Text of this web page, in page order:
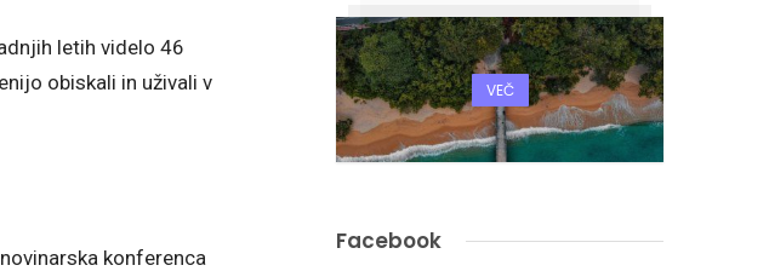
letih videlo 46
obiskali in uživali v
konferenca
VEČ
Facebook